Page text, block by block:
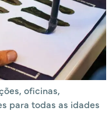
oficinas,
para todas as idades